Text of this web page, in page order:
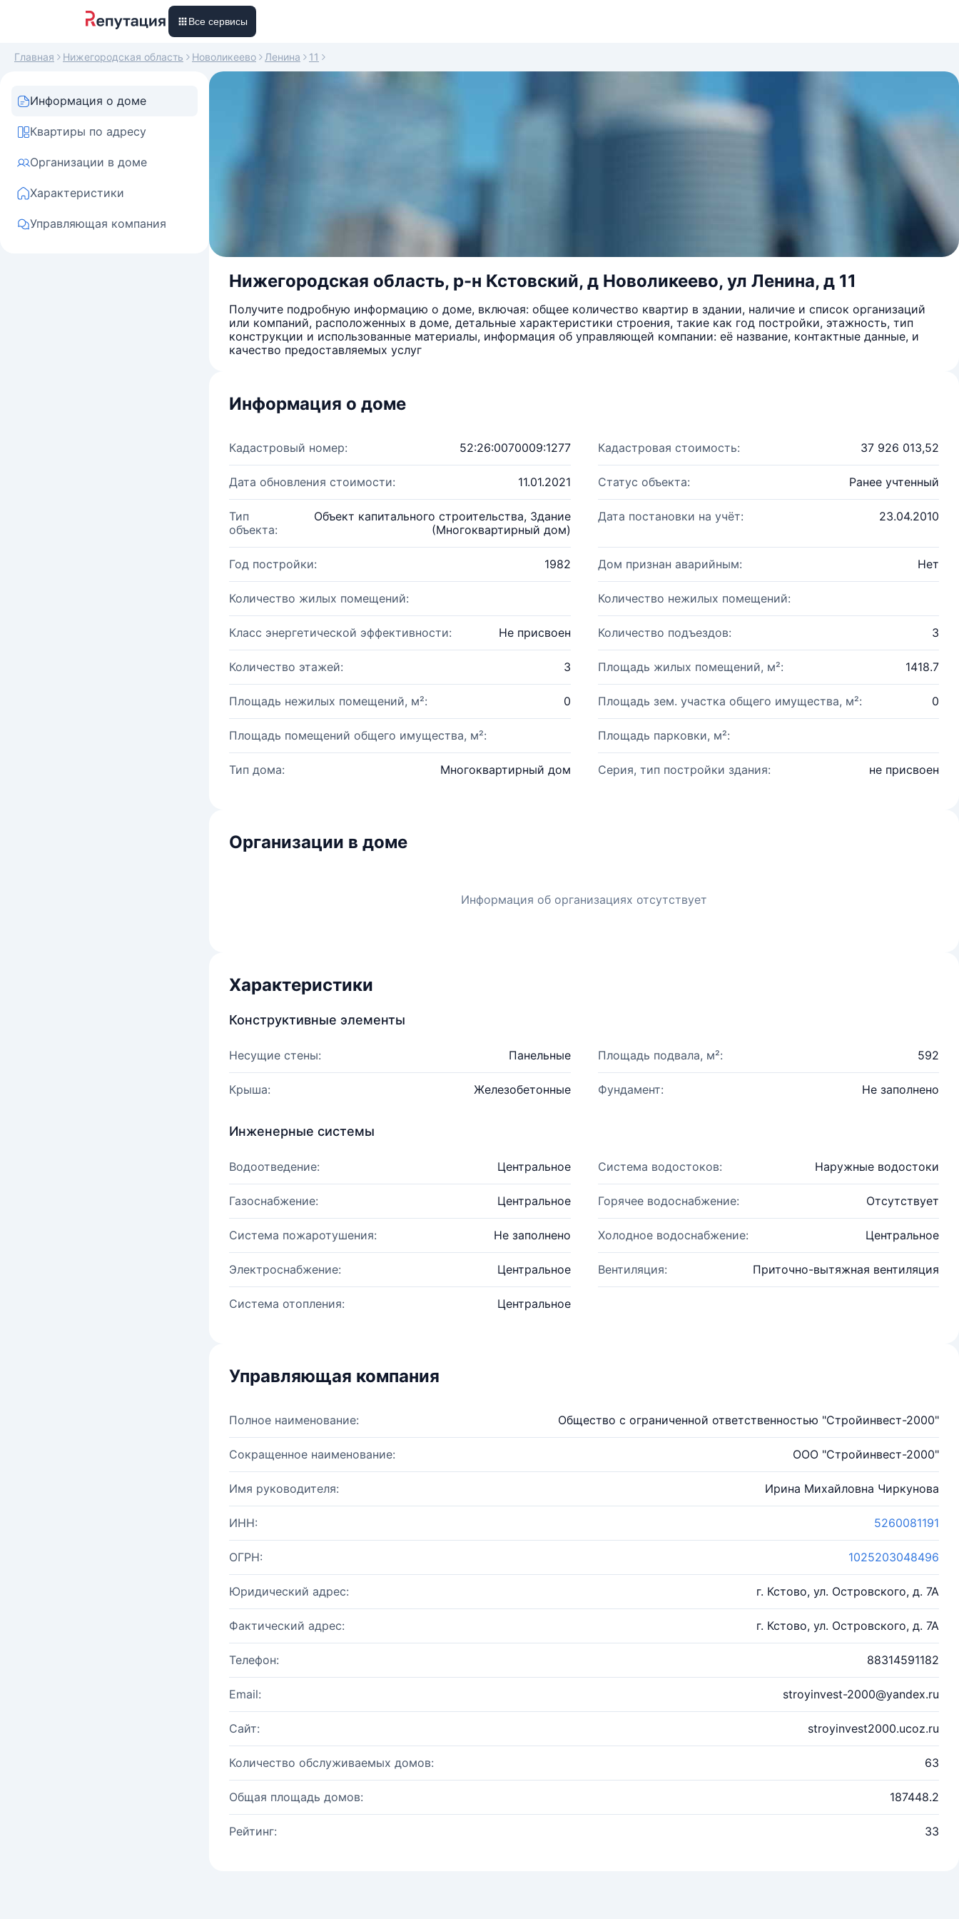
Все сервисы
Главная Нижегородская область Новоликеево Ленина 11
Информация о доме
Квартиры по адресу
Организации в доме
Характеристики
Управляющая компания
Нижегородская область, р-н Кстовский, д Новоликеево, ул Ленина, д 11
Получите подробную информацию о доме, включая: общее количество квартир в здании, наличие и список организаций
или компаний, расположенных в доме, детальные характеристики строения, такие как год постройки, этажность, тип
конструкции и использованные материалы, информация об управляющей компании: её название, контактные данные, и
качество предоставляемых услуг
Информация о доме
Кадастровый номер: 52:26:0070009:1277 Кадастровая стоимость: 37 926 013,52
Дата обновления стоимости: 11.01.2021 Статус объекта: Ранее учтенный
Тип
объекта:
Объект капитального строительства, Здание
(Многоквартирный дом)
Дата постановки на учёт: 23.04.2010
Год постройки: 1982 Дом признан аварийным: Нет
Количество жилых помещений: Количество нежилых помещений:
Класс энергетической эффективности: Не присвоен Количество подъездов: 3
Количество этажей: 3 Площадь жилых помещений, м²: 1418.7
Площадь нежилых помещений, м²: 0 Площадь зем. участка общего имущества, м²: 0
Площадь помещений общего имущества, м²: Площадь парковки, м²:
Тип дома: Многоквартирный дом Серия, тип постройки здания: не присвоен
Организации в доме
Информация об организациях отсутствует
Характеристики
Конструктивные элементы
Несущие стены: Панельные Площадь подвала, м²: 592
Крыша: Железобетонные Фундамент: Не заполнено
Инженерные системы
Водоотведение: Центральное Система водостоков: Наружные водостоки
Газоснабжение: Центральное Горячее водоснабжение: Отсутствует
Система пожаротушения: Не заполнено Холодное водоснабжение: Центральное
Электроснабжение: Центральное Вентиляция: Приточно-вытяжная вентиляция
Система отопления: Центральное
Управляющая компания
Полное наименование: Общество с ограниченной ответственностью "Стройинвест-2000"
Сокращенное наименование: ООО "Стройинвест-2000"
Имя руководителя: Ирина Михайловна Чиркунова
ИНН: 5260081191
ОГРН: 1025203048496
Юридический адрес: г. Кстово, ул. Островского, д. 7А
Фактический адрес: г. Кстово, ул. Островского, д. 7А
Телефон: 88314591182
Email: stroyinvest-2000@yandex.ru
Сайт: stroyinvest2000.ucoz.ru
Количество обслуживаемых домов: 63
Общая площадь домов: 187448.2
Рейтинг: 33